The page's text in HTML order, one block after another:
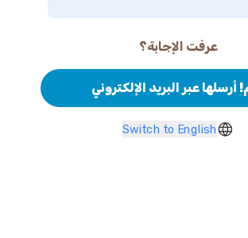
عرفت الإجابة؟
أرسلها عبر البريد الإلكتروني
Switch to English